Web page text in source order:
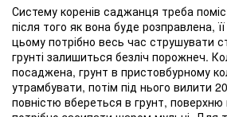
Систему коренів саджанця треба
після того як вона буде розправлена,
цьому потрібно весь час струшувати
грунті залишиться безліч порожнеч.
посаджена, грунт в пристовбурному
утрамбувати, потім під нього вилити
повністю вбереться в грунт,